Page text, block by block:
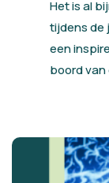
Het is al
tijdens de
een
boord van